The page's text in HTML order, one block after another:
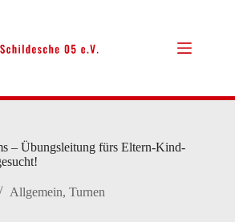
– Übungsleitung fürs Eltern-Kind-
Allgemein, Turnen